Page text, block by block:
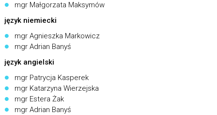
mgr Małgorzata Maksymów
język niemiecki
mgr Agnieszka Markowicz
mgr Adrian Banyś
język angielski
mgr Patrycja Kasperek
mgr Katarzyna Wierzejska
mgr Estera Żak
mgr Adrian Banyś